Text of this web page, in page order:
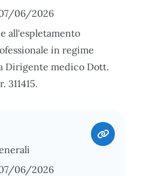
06/2026
all'espletamento
in regime
Dirigente medico Dott.
06/2026